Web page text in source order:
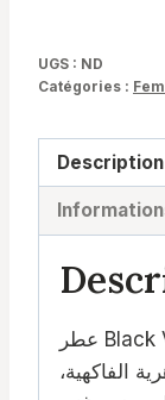
-
Mancera
UGS : ND
Catégories :
Description
عطر Black Vanilla من Mancera هو عطر فاخر
الفاكهية،